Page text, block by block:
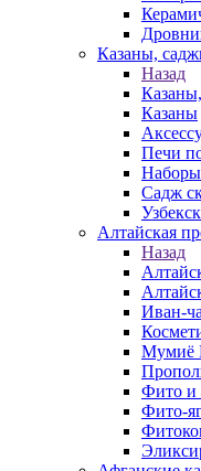
Казаны,
Назад
Казаны
Печи
Садж
Алтайская
Назад
Иван-
Мумиё
Фито и
Фито-